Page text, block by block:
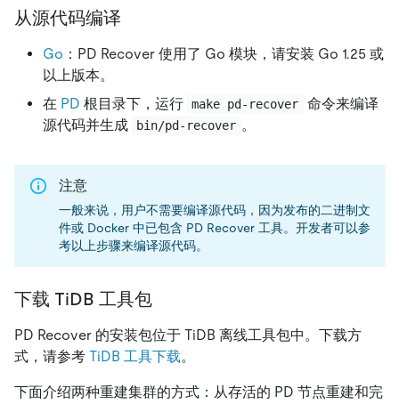
从源代码编译
Go ：PD Recover 使用了 Go 模块，请安装 Go 1.25 或
以上版本。
在 PD 根目录下，运行 make pd-recover
命令来编译
源代码并生成
bin/pd-recover 。
注意
一般来说，用户不需要编译源代码，因为发布的二进制文
件或 Docker 中已包含 PD Recover 工具。开发者可以参
考以上步骤来编译源代码。
下载 TiDB 工具包
PD Recover 的安装包位于 TiDB 离线工具包中。下载方
式，请参考 TiDB 工具下载。
下面介绍两种重建集群的方式：从存活的 PD 节点重建和完